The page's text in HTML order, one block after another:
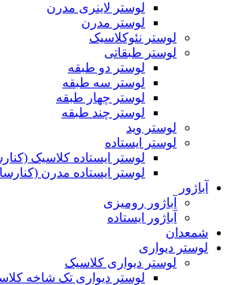
لوستر لاینری مدرن
لوستر مدرن
لوستر نئوکلاسیک
لوستر طبقاتی
لوستر دو طبقه
لوستر سه طبقه
لوستر چهار طبقه
لوستر چند طبقه
لوستر وید
لوستر ایستاده
لوستر ایستاده کلاسیک
لوستر ایستاده مدرن
آباژور
آباژور رومیزی
آباژور ایستاده
شمعدان
لوستر دیواری
لوستر دیواری کلاسیک
لوستر دیواری تک شاخه